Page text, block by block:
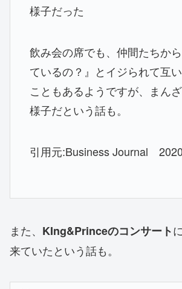
様子だった
飲み会の席でも、仲間たちか
ているの？』とイジられて互
こともあるようですが、まん
様子だという話も。
引用元:Business Journal
また、 KIng&Princeのコンサート
来ていたという話も。